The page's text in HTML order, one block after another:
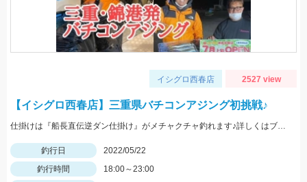
イシグロ西春店 2527 view
【イシグロ西春店】三重県バチコンアジング初挑戦♪
仕掛けは『船長直伝逆ダン仕掛け』がメチャクチャ釣れます♪詳しくはブログをご覧ください‼
釣行日
2022/05/22
釣行時間
18:00～23:00